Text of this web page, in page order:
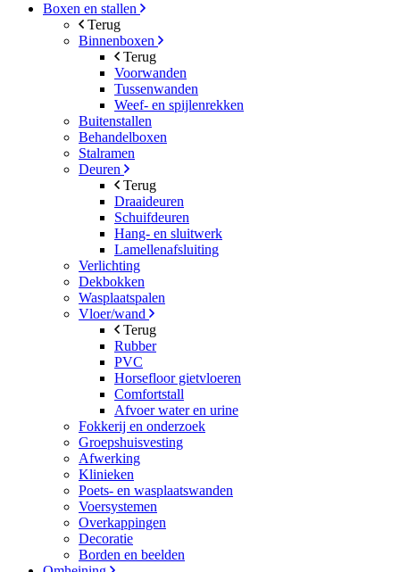
Boxen en stallen
Terug
Binnenboxen
Terug
Voorwanden
Tussenwanden
Weef- en spijlenrekken
Buitenstallen
Behandelboxen
Stalramen
Deuren
Terug
Draaideuren
Schuifdeuren
Hang- en sluitwerk
Lamellenafsluiting
Verlichting
Dekbokken
Wasplaatspalen
Vloer/wand
Terug
Rubber
PVC
Horsefloor gietvloeren
Comfortstall
Afvoer water en urine
Fokkerij en onderzoek
Groepshuisvesting
Afwerking
Klinieken
Poets- en wasplaatswanden
Voersystemen
Overkappingen
Decoratie
Borden en beelden